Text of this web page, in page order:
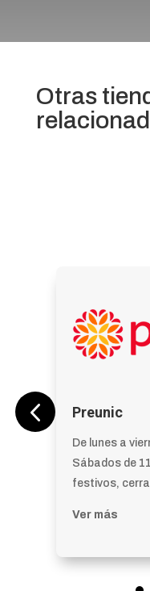
Otras
Preunic
De lunes a
Sábados de
festivos,
Ver más